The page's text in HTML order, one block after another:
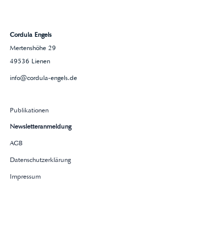
Cordula Engels
Mertenshöhe 29
49536 Lienen
info@cordula-engels.de
Publikationen
Newsletteranmeldung
AGB
Datenschutzerklärung
Impressum